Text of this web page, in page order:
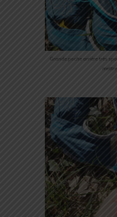
Grande poche arrière très